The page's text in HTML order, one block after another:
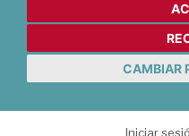
CAMBIAR
Iniciar